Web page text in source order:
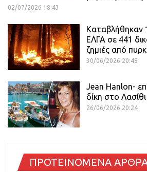
02/07/2026 18:43
Καταβλήθηκαν
ΕΛΓΑ σε 441
ζημιές από
30/06/2026 20:48
Jean Hanlon-
δίκη στο Λασίθι
26/06/2026 20:24
ΠΡΟΤΕΙΝΟΜΕΝΑ